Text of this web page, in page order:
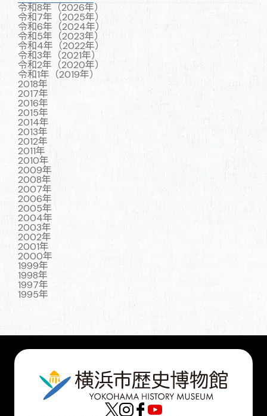
令和8年（2026年）
令和7年（2025年）
令和6年（2024年）
令和5年（2023年）
令和4年（2022年）
令和3年（2021年）
令和2年（2020年）
令和1年（2019年）
2018年
2017年
2016年
2015年
2014年
2013年
2012年
2011年
2010年
2009年
2008年
2007年
2006年
2005年
2004年
2003年
2002年
2001年
2000年
1999年
1998年
1997年
1995年